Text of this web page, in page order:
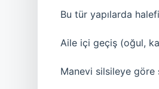
Bu tür yapılarda
Aile içi geçiş (oğul,
Manevi silsileye göre